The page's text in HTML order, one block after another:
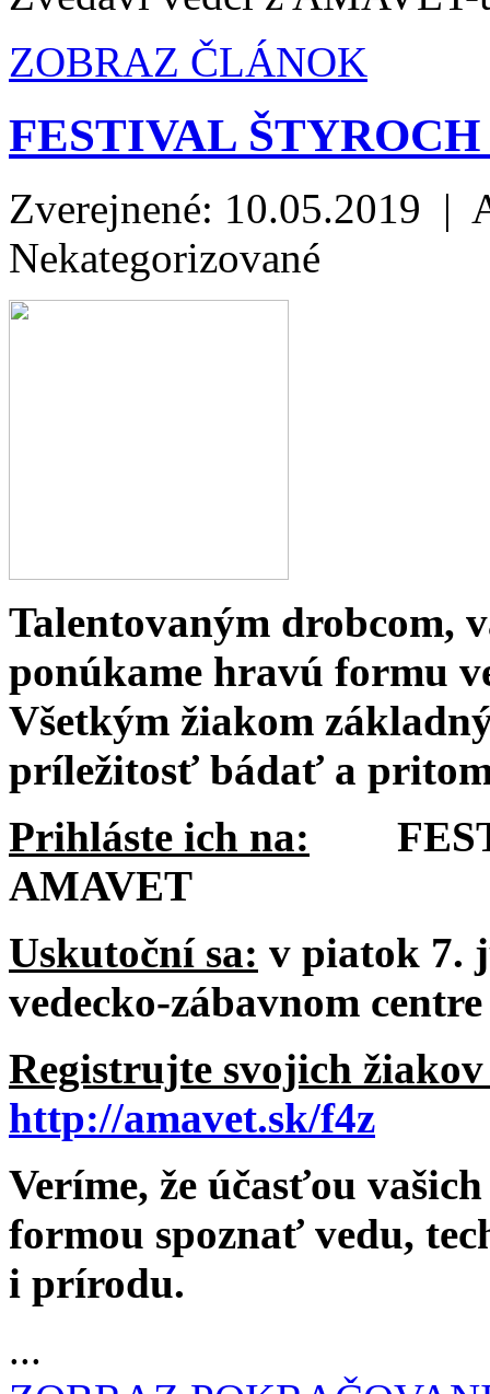
ZOBRAZ ČLÁNOK
FESTIVAL
Zverejnené: 10.05.2019 |
Nekategorizované
Talentovaným drobcom,
ponúkame hravú formu
Všetkým žiakom
príležitosť bádať a
Prihláste ich na:
AMAVET
Uskutoční sa: v piatok 7.
vedecko-zábavnom
Registrujte svojich
http://amavet.sk/f4z
Veríme, že účasťou
formou spoznať vedu,
i prírodu.
...